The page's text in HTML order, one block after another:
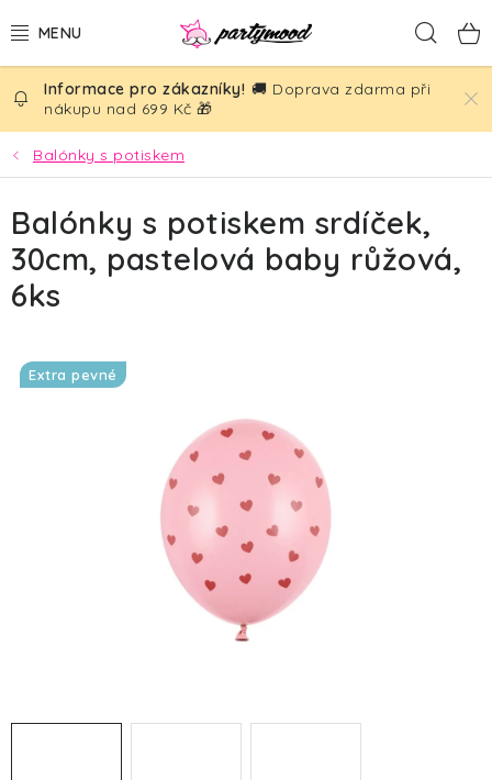
na
BALÓNKY
PÁRTY DEKORACE
PÁRTY DOPLŇKY
TÉMATA
SVATBA
🚚 Doprava zdarma při
nákupu nad 699 Kč 🎁
Balónky s potiskem
Balónky s potiskem srdíček,
30cm, pastelová baby růžová,
6ks
Extra pevné